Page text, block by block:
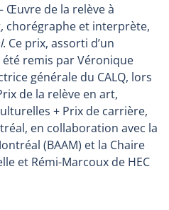
Œuvre de la relève à
chorégraphe et interprète,
. Ce prix, assorti d’un
remis par Véronique
générale du CALQ, lors
de la relève en art,
+ Prix de carrière,
en collaboration avec la
(BAAM) et la Chaire
et Rémi-Marcoux de HEC